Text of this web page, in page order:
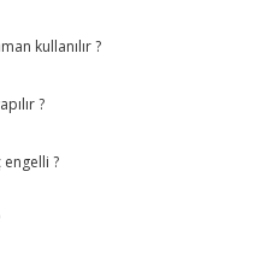
kullanılır ?
?
?